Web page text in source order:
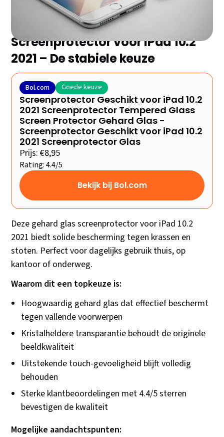
Screenprotector voor iPad 10.2
2021 – De stabiele keuze
Bol.com Goede keuze
Screenprotector Geschikt voor iPad 10.2
2021 Screenprotector Tempered Glass
Screen Protector Gehard Glas -
Screenprotector Geschikt voor iPad 10.2
2021 Screenprotector Glas
Prijs: €8,95
Rating: 4.4/5
Bekijk bij Bol.com
Deze gehard glas screenprotector voor iPad 10.2
2021 biedt solide bescherming tegen krassen en
stoten. Perfect voor dagelijks gebruik thuis, op
kantoor of onderweg.
Waarom dit een topkeuze is:
Hoogwaardig gehard glas dat effectief beschermt
tegen vallende voorwerpen
Kristalheldere transparantie behoudt de originele
beeldkwaliteit
Uitstekende touch-gevoeligheid blijft volledig
behouden
Sterke klantbeoordelingen met 4.4/5 sterren
bevestigen de kwaliteit
Mogelijke aandachtspunten: